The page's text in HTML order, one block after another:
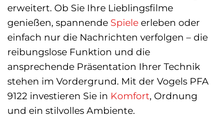
erweitert. Ob Sie Ihre Lieblingsfilme
genießen, spannende Spiele erleben oder
einfach nur die Nachrichten verfolgen – die
reibungslose Funktion und die
ansprechende Präsentation Ihrer Technik
stehen im Vordergrund. Mit der Vogels PFA
9122 investieren Sie in Komfort, Ordnung
und ein stilvolles Ambiente.